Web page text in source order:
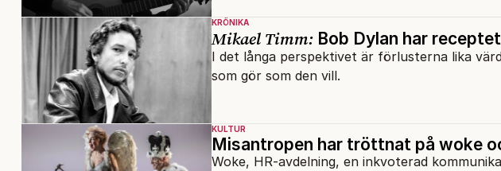
KRÖNIKA
Mikael Timm: Bob Dylan har
I det långa perspektivet är förlusterna lika
som gör som den vill.
KULTUR
Misantropen har tröttnat på woke
Woke, HR-avdelning, en inkvoterad